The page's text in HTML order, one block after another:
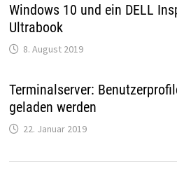
Windows 10 und ein DELL
Ultrabook
8. August 2019
Terminalserver:
geladen werden
22. Januar 2019